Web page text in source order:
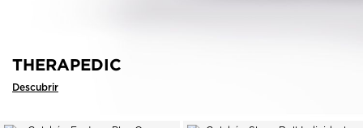
THERAPEDIC
Descubrir